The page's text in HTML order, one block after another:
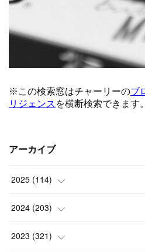
アーカイブ
2025 (114)
(1)
(8)
2024 (203)
(24)
2023 (321)